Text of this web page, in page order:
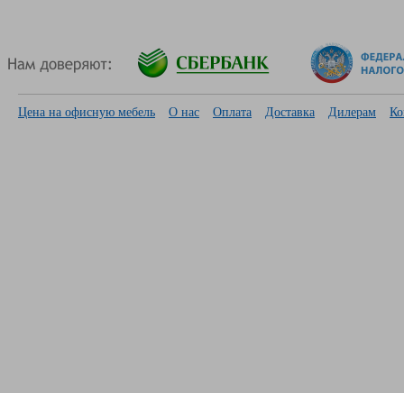
Цена на офисную мебель О нас Оплата Доставка Дилерам